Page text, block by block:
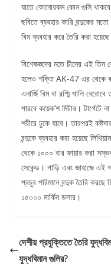
যাতে কোনোরকম কোন গুলি থাকবে
ছবিতে ব্যবহার কারি বন্দুকের
বিম ব্যবহার করে তৈরি করা
বিশেষজ্ঞদের মতে চীনের এই
হলেও শক্তি AK-47 এর থেকে
এনার্জি বিম বা রশ্মি খালি
পারবে কয়েক’শ মিটার।
শরীরে ঢুকে যাবে। তারপরই
বন্দুকে ব্যবহার করা হয়েছে
থেকে ১০০০ বার ফায়ার করা
সেকেন্ড। গাড়ি এবং জাহাজে এই
প্রচুর পরিমানে বন্দুক তৈরি
১৫০০০ মার্কিন ডলার।
দেশীয় প্রযুক্তিতে তৈরি
যুদ্ধবিমান গুলির?